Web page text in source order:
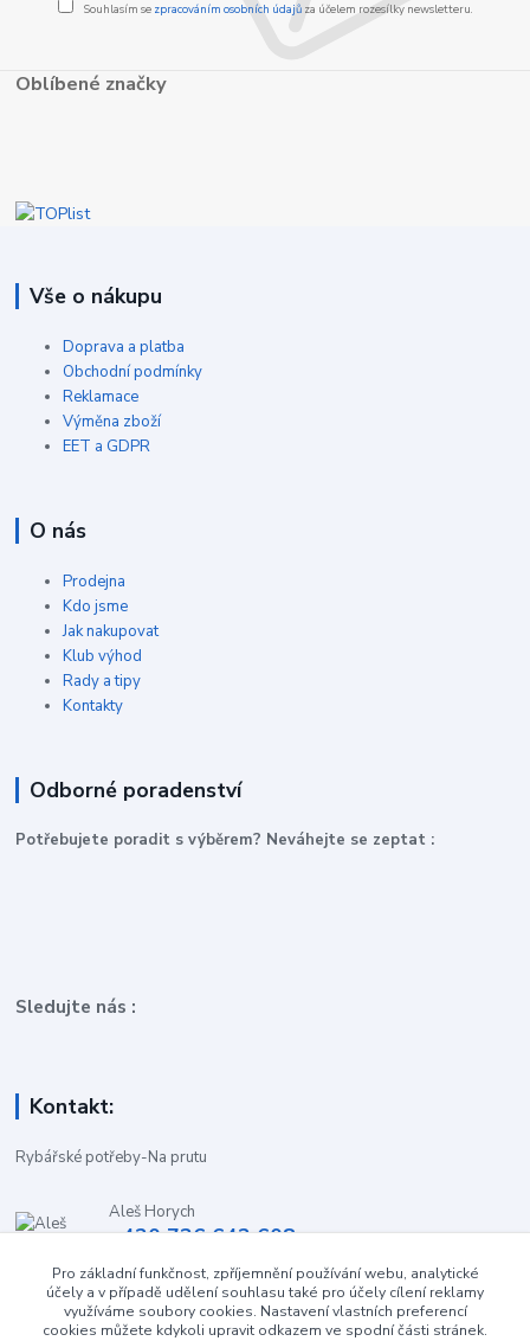
Souhlasím se zpracováním osobních údajůza účelem rozesílky newsletteru.
Oblíbené značky
Vše o nákupu
Doprava a platba
Obchodní podmínky
Reklamace
Výměna zboží
EET a GDPR
O nás
Prodejna
Kdo jsme
Jak nakupovat
Klub výhod
Rady a tipy
Kontakty
Odborné poradenství
Potřebujete poradit s výběrem? Neváhejte se zeptat :
Sledujte nás :
Kontakt:
Rybářské potřeby-Na prutu
Aleš Horych
+420 736 642 608
obchod-naprutu@seznam.cz
Pro základní funkčnost, zpříjemnění používání webu, analytické
účely a v případě udělení souhlasu také pro účely cílení reklamy
využíváme soubory cookies. Nastavení vlastních preferencí
cookies můžete kdykoli upravit odkazem ve spodní části stránek.